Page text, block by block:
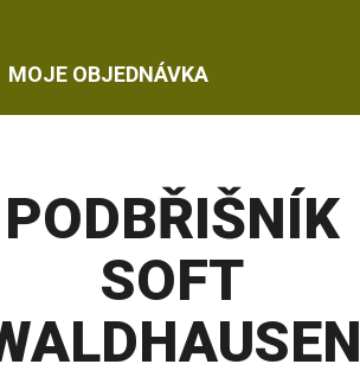
MOJE OBJEDNÁVKA
PODBŘIŠNÍK
SOFT